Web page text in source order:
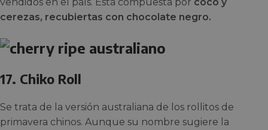
cerezas, recubiertas con chocolate negro.
17. Chiko Roll
Se trata de la versión australiana de los rollitos de
primavera chinos. Aunque su nombre sugiere la